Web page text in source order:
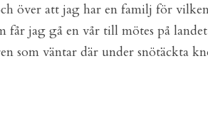
över att jag har en familj för
får jag gå en vår till mötes på
som väntar där under snötäckta